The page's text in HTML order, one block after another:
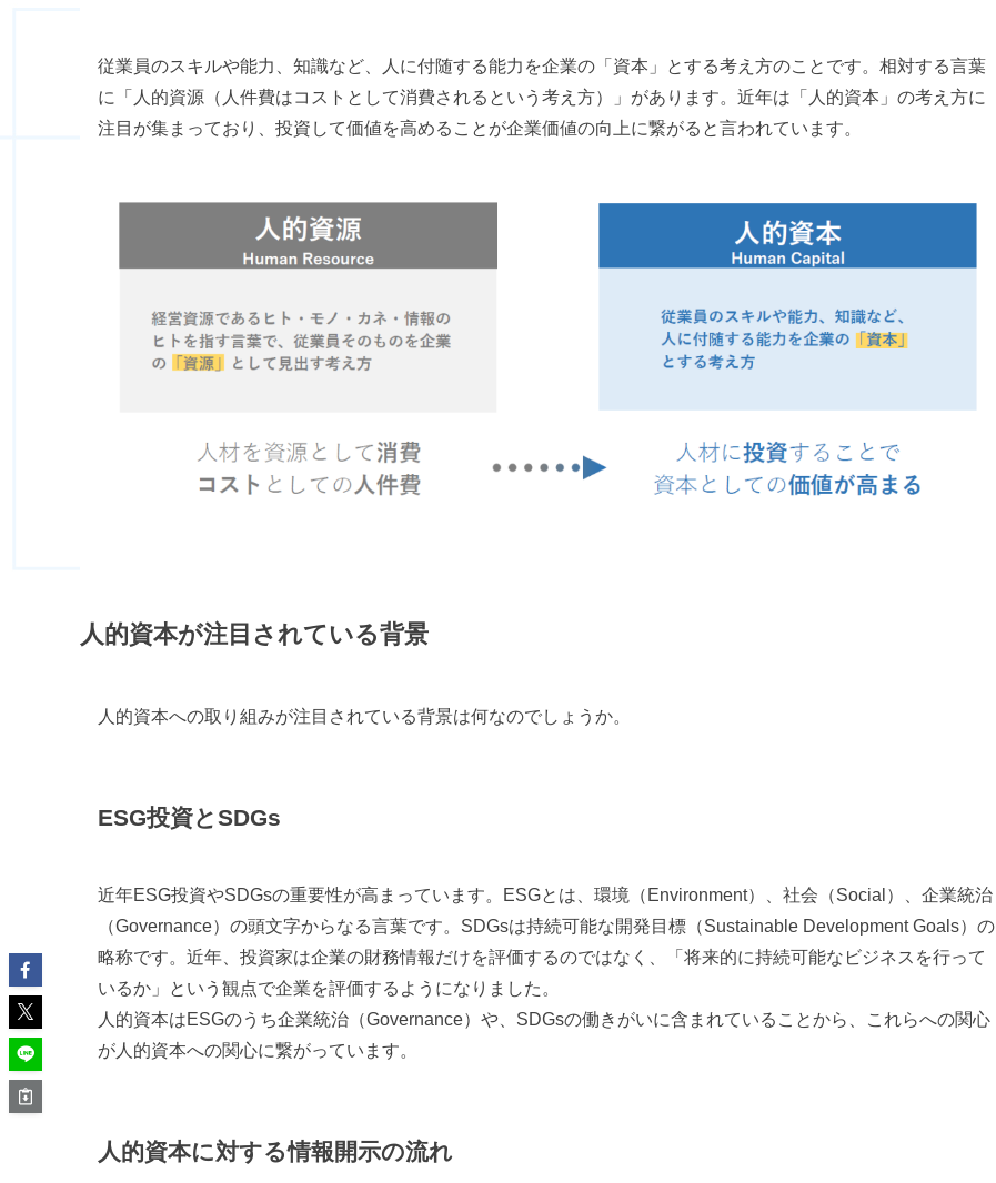
従業員のスキルや能力、知識など、人に付随する能力を企業の「資本」とする考え方のことです。相対する言葉
に「人的資源（人件費はコストとして消費されるという考え方）」があります。近年は「人的資本」の考え方に
注目が集まっており、投資して価値を高めることが企業価値の向上に繋がると言われています。
人的資本が注目されている背景
人的資本への取り組みが注目されている背景は何なのでしょうか。
ESG投資とSDGs
近年ESG投資やSDGsの重要性が高まっています。ESGとは、環境（Environment）、社会（Social）、企業統治
（Governance）の頭文字からなる言葉です。SDGsは持続可能な開発目標（Sustainable Development Goals）の
略称です。近年、投資家は企業の財務情報だけを評価するのではなく、「将来的に持続可能なビジネスを行って
いるか」という観点で企業を評価するようになりました。
人的資本はESGのうち企業統治（Governance）や、SDGsの働きがいに含まれていることから、これらへの関心
が人的資本への関心に繋がっています。
人的資本に対する情報開示の流れ